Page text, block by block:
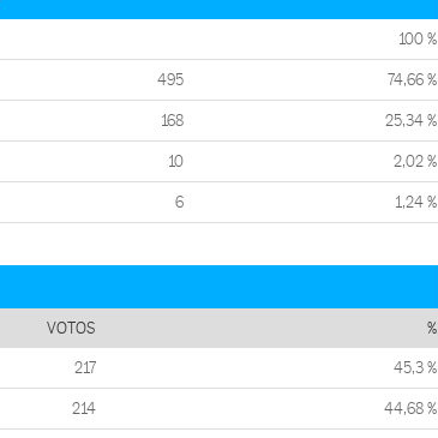
100 %
495 74,66 %
168 25,34 %
10 2,02 %
6 1,24 %
VOTOS %
217 45,3 %
214 44,68 %